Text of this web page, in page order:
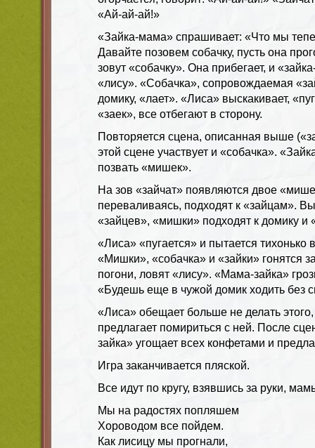
«Ай-ай-ай!»
«Зайка-мама» спрашивает: «Что мы
Давайте позовем собачку, пусть она
зовут «собачку». Она прибегает, и
«лису». «Собачка», сопровождаемая
домику, «лает». «Лиса» выскакивает,
«заек», все отбегают в сторону.
Повторяется сцена, описанная выше
этой сцене участвует и «собачка».
позвать «мишек».
На зов «зайчат» появляются двое
переваливаясь, подходят к «зайцам».
«зайцев», «мишки» подходят к домику и
«Лиса» «пугается» и пытается тихонько
«Мишки», «собачка» и «зайки» гонятся
погони, ловят «лису». «Мама-зайка»
«Будешь еще в чужой домик ходить без
«Лиса» обещает больше не делать
предлагает помириться с ней. После
зайка» угощает всех конфетами и
Игра заканчивается пляской.
Все идут по кругу, взявшись за руки,
Мы на радостях попляшем
Хороводом все пойдем.
Как лисицу мы прогнали,